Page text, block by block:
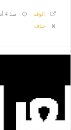
الوفد منذ 4 أشهر
حذف